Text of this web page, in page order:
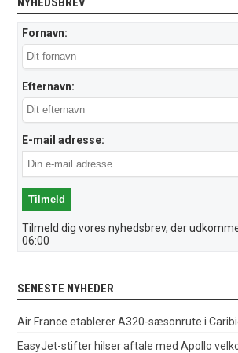
Fornavn:
Efternavn:
E-mail adresse:
Tilmeld dig vores nyhedsbrev, der
06:00
SENESTE NYHEDER
Air France etablerer A320-sæsonrute i
EasyJet-stifter hilser aftale med Apollo